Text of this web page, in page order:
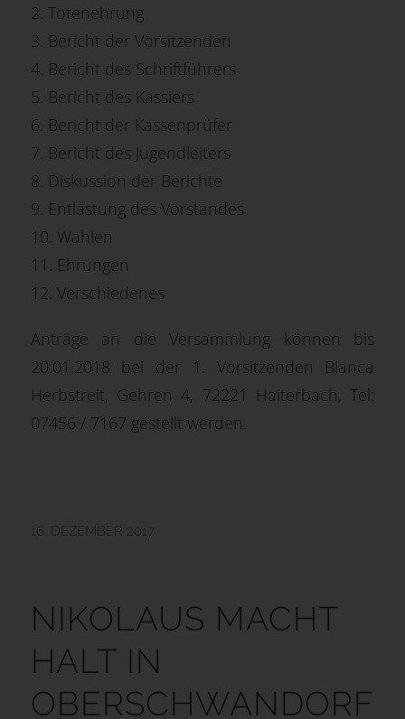
2. Totenehrung
3. Bericht der Vorsitzenden
4. Bericht des Schriftführers
5. Bericht des Kassiers
6. Bericht der Kassenprüfer
7. Bericht des Jugendleiters
8. Diskussion der Berichte
9. Entlastung des Vorstandes
10. Wahlen
11. Ehrungen
12. Verschiedenes
Anträge an die Versammlung können bis
20.01.2018 bei der 1. Vorsitzenden Bianca
Herbstreit, Gehren 4, 72221 Haiterbach, Tel:
07456 / 7167 gestellt werden.
NIKOLAUS MACHT
HALT IN
OBERSCHWANDORF